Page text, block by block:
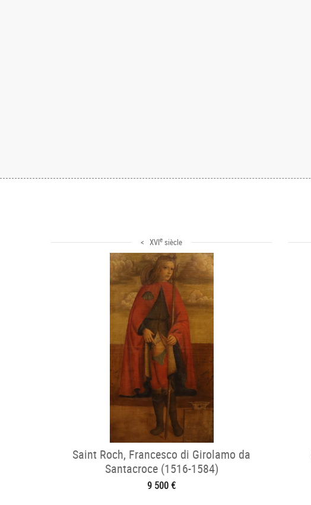
< XVIe siècle
Saint Roch, Francesco di Girolamo da
Santacroce (1516-1584)
9 500 €